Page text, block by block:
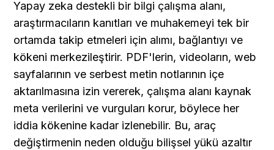
Yapay zeka destekli bir bilgi çalışma alanı,
araştırmacıların kanıtları ve muhakemeyi tek bir
ortamda takip etmeleri için alımı, bağlantıyı ve
kökeni merkezileştirir. PDF'lerin, videoların, web
sayfalarının ve serbest metin notlarının içe
aktarılmasına izin vererek, çalışma alanı kaynak
meta verilerini ve vurguları korur, böylece her
iddia kökenine kadar izlenebilir. Bu, araç
değiştirmenin neden olduğu bilişsel yükü azaltır